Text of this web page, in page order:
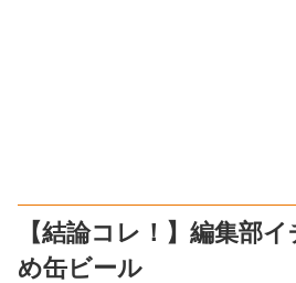
【結論コレ！】編集部
め缶ビール